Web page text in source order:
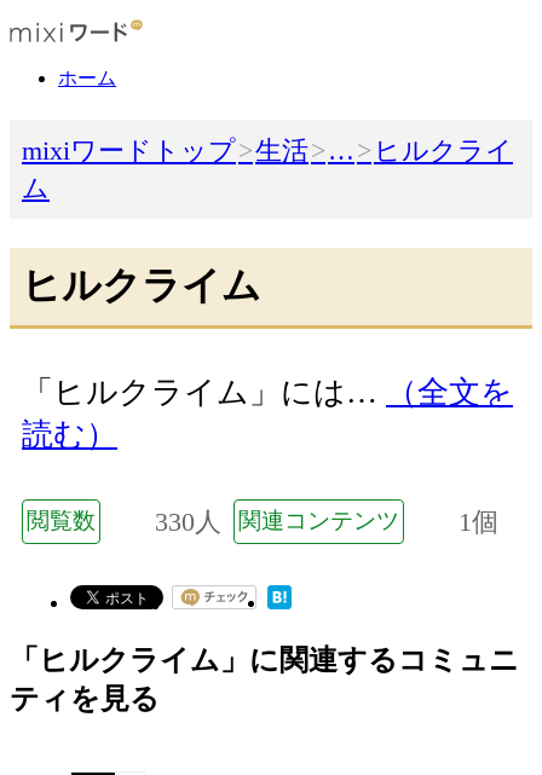
ホーム
mixiワードトップ 生活 …
ヒルクライ
ム
ヒルクライム
「ヒルクライム」には…
（全文を
読む）
閲覧数 330人 関連コンテンツ 1個
「ヒルクライム」に関連するコミュニ
ティを見る